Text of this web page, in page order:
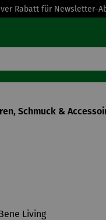
Rabatt für Newsletter-
Schmuck &
Living